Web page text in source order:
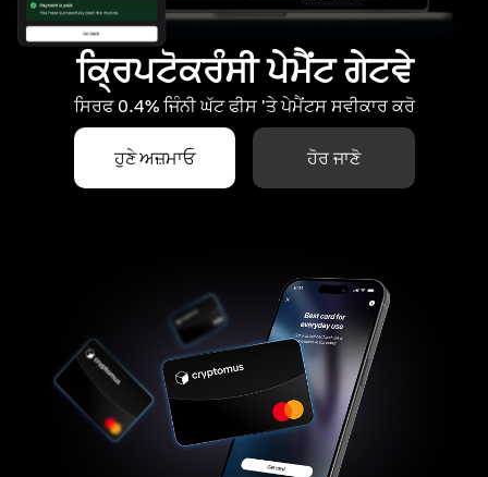
ਕ੍ਰਿਪਟੋਕਰੰਸੀ ਪੇਮੈਂਟ ਗੇਟਵੇ
ਸਿਰਫ 0.4% ਜਿੰਨੀ ਘੱਟ ਫੀਸ 'ਤੇ ਪੇਮੈਂਟਸ ਸਵੀਕਾਰ ਕਰੋ
ਹੁਣੇ ਅਜ਼ਮਾਓ ਹੋਰ ਜਾਣੋ